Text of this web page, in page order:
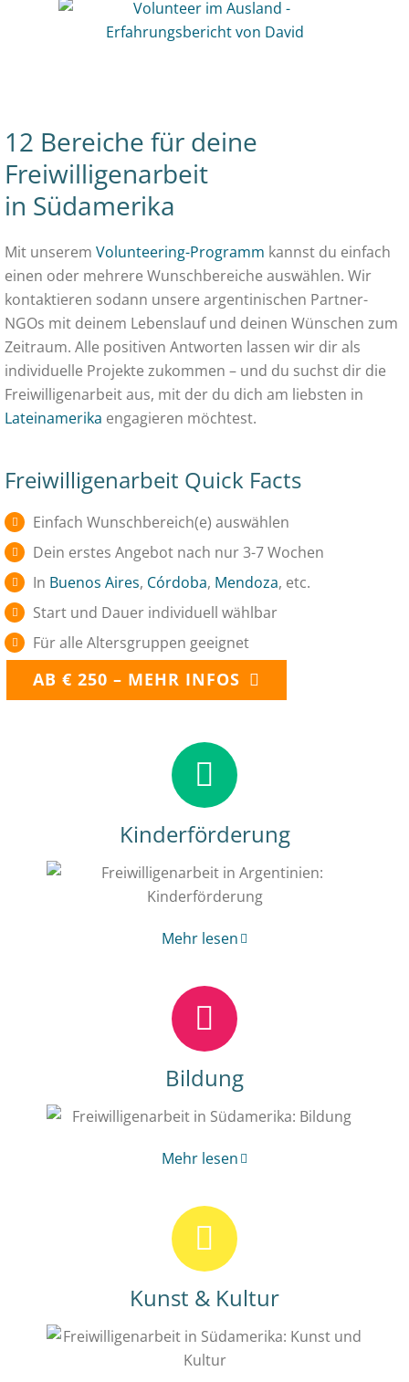
12 Bereiche für deine
Freiwilligenarbeit
in Südamerika
Mit unserem Volunteering-Programm kannst du einfach
einen oder mehrere Wunschbereiche auswählen. Wir
kontaktieren sodann unsere argentinischen Partner-
NGOs mit deinem Lebenslauf und deinen Wünschen zum
Zeitraum. Alle positiven Antworten lassen wir dir als
individuelle Projekte zukommen – und du suchst dir die
Freiwilligenarbeit aus, mit der du dich am liebsten in
Lateinamerika engagieren möchtest.
Freiwilligenarbeit Quick Facts
Einfach Wunschbereich(e) auswählen
Dein erstes Angebot nach nur 3-7 Wochen
In Buenos Aires, Córdoba, Mendoza, etc.
Start und Dauer individuell wählbar
Für alle Altersgruppen geeignet
AB € 250 – MEHR INFOS
Kinderförderung
Mehr lesen
Bildung
Mehr lesen
Kunst & Kultur